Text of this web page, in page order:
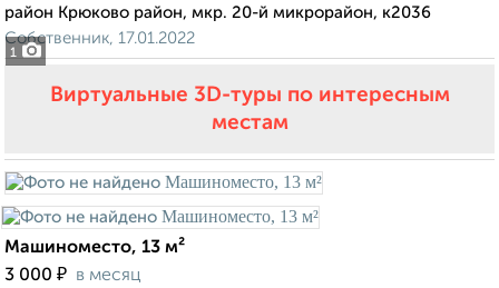
1
район Крюково район, мкр. 20-й микрорайон, к2036
Собственник, 17.01.2022
Виртуальные 3D-туры по интересным
местам
Машиноместо, 13 м²
3 000 ₽ в месяц